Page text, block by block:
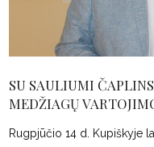
SU SAULIUMI
MEDŽIAGŲ
Rugpjūčio 14 d. Kupiškyje